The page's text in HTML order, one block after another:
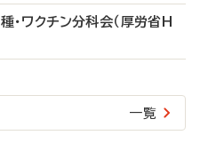
ワクチン分科会（厚労省H
一覧